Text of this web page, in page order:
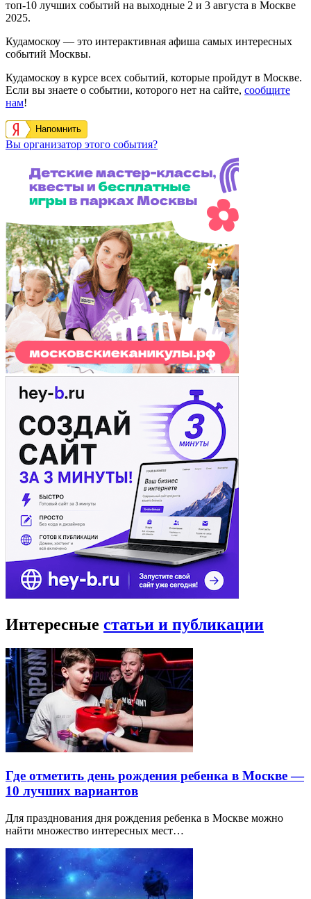
топ-10 лучших событий на выходные 2 и 3 августа в Москве
2025.
Кудамоскоу — это интерактивная афиша самых интересных
событий Москвы.
Кудамоскоу в курсе всех событий, которые пройдут в Москве.
Если вы знаете о событии, которого нет на сайте, сообщите
нам!
Напомнить
Вы организатор этого события?
Интересные статьи и публикации
Где отметить день рождения ребенка в Москве —
10 лучших вариантов
Для празднования дня рождения ребенка в Москве можно
найти множество интересных мест…